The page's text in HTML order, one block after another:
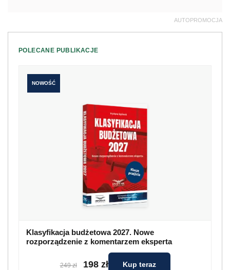
AUTOPROMOCJA
POLECANE PUBLIKACJE
NOWOŚĆ
Klasyfikacja budżetowa 2027. Nowe
rozporządzenie z komentarzem eksperta
249 zł 198 zł Kup teraz